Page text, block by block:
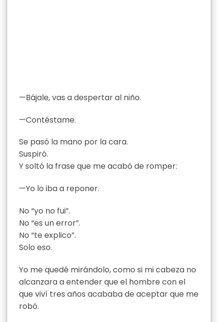
—Bájale, vas a despertar al niño.
—Contéstame.
Se pasó la mano por la cara.
Suspiró.
Y soltó la frase que me acabó de romper:
—Yo lo iba a reponer.
No “yo no fui”.
No “es un error”.
No “te explico”.
Solo eso.
Yo me quedé mirándolo, como si mi cabeza no
alcanzara a entender que el hombre con el
que viví tres años acababa de aceptar que me
robó.